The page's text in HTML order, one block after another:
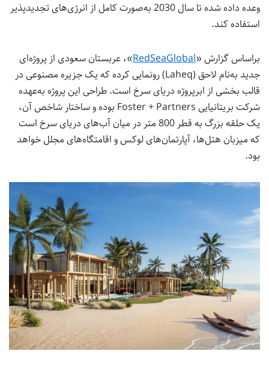
وعده داده شده تا سال 2030 به‌صورت کامل از انرژی‌های تجدیدپذیر
استفاده کند.
براساس گزارش «RedSeaGlobal»، عربستان سعودی از پروژه‌ای
جدید به‌نام لاحق (Laheq) رونمایی کرده که یک جزیره مصنوعی در
قالب بخشی از ابرپروژه دریای سرخ است. طراحی این پروژه به‌عهده
شرکت بریتانیایی Foster + Partners بوده و ساختار شاخص آن،
یک حلقه بزرگ به قطر 800 متر در میان آب‌های دریای سرخ است
که میزبان هتل‌ها، آپارتمان‌های لوکس و اقامتگاه‌های مجلل خواهد
بود.